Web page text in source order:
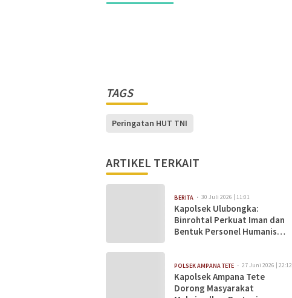
TAGS
Peringatan HUT TNI
ARTIKEL TERKAIT
BERITA 30 Juli 2026 | 11:01
Kapolsek Ulubongka:
Binrohtal Perkuat Iman dan
Bentuk Personel Humanis
POLSEK AMPANA TETE 27 Juni 2026 | 22:12
Kapolsek Ampana Tete
Dorong Masyarakat